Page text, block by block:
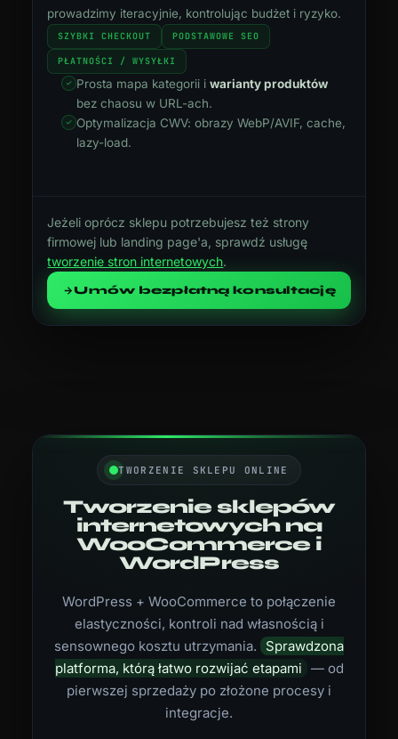
prowadzimy iteracyjnie, kontrolując budżet i ryzyko.
SZYBKI CHECKOUT PODSTAWOWE SEO
PŁATNOŚCI / WYSYŁKI
Prosta mapa kategorii iwarianty produktów
bez chaosu w URL-ach.
Optymalizacja CWV: obrazy WebP/AVIF, cache,
lazy-load.
Jeżeli oprócz sklepu potrzebujesz też strony
firmowej lub landing page'a, sprawdź usługę
tworzenie stron internetowych.
Umów bezpłatną konsultację
TWORZENIE SKLEPU ONLINE
Tworzenie sklepów
internetowych na
WooCommerce i
WordPress
WordPress + WooCommerce to połączenie
elastyczności, kontroli nad własnością i
sensownego kosztu utrzymania.
Sprawdzona
platforma, którą łatwo rozwijać etapami — od
pierwszej sprzedaży po złożone procesy i
integracje.